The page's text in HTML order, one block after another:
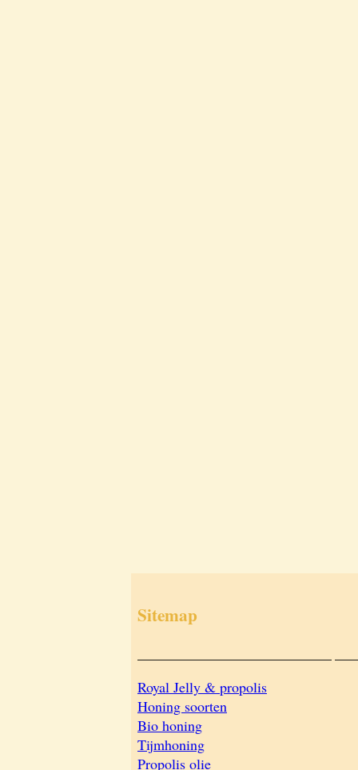
Sitemap
Royal Jelly & propolis
Honing soorten
Bio honing
Tijmhoning
Propolis olie